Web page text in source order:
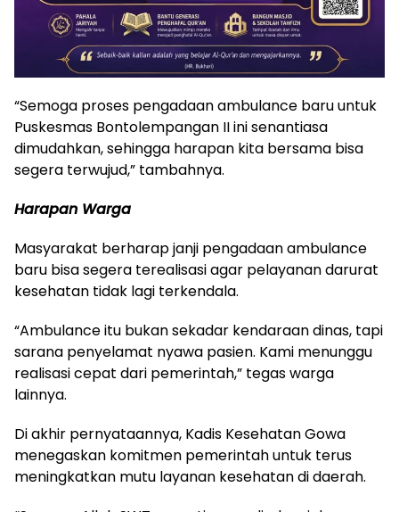
“Semoga proses pengadaan ambulance baru untuk
Puskesmas Bontolempangan II ini senantiasa
dimudahkan, sehingga harapan kita bersama bisa
segera terwujud,” tambahnya.
Harapan Warga
Masyarakat berharap janji pengadaan ambulance
baru bisa segera terealisasi agar pelayanan darurat
kesehatan tidak lagi terkendala.
“Ambulance itu bukan sekadar kendaraan dinas, tapi
sarana penyelamat nyawa pasien. Kami menunggu
realisasi cepat dari pemerintah,” tegas warga
lainnya.
Di akhir pernyataannya, Kadis Kesehatan Gowa
menegaskan komitmen pemerintah untuk terus
meningkatkan mutu layanan kesehatan di daerah.